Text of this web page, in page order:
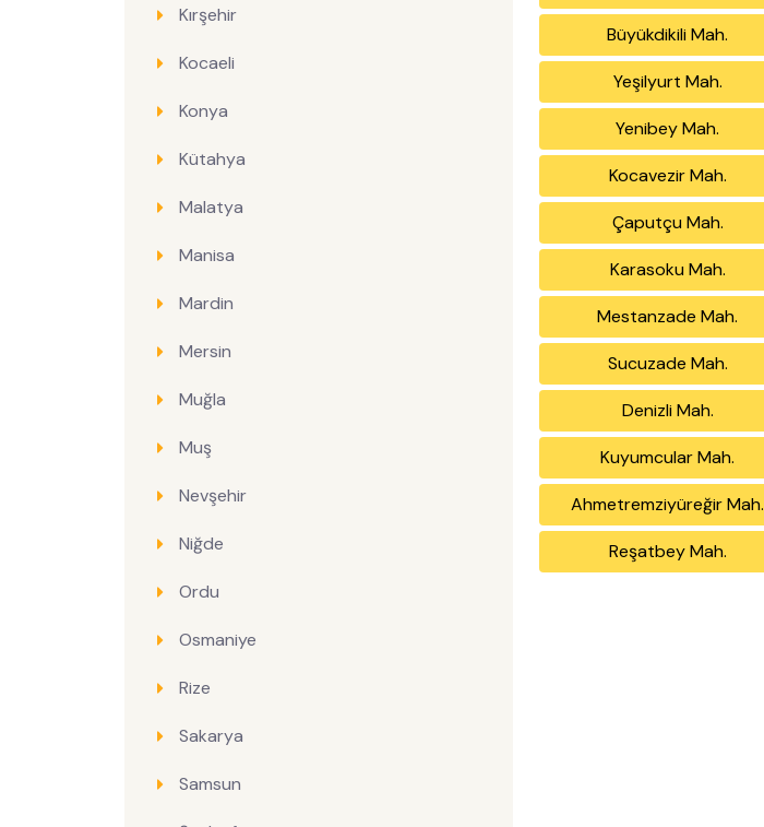
Kırşehir
Kocaeli
Konya
Kütahya
Malatya
Manisa
Mardin
Mersin
Muğla
Muş
Nevşehir
Niğde
Ordu
Osmaniye
Rize
Sakarya
Samsun
Büyükdikili Mah.
Yeşilyurt Mah.
Yenibey Mah.
Kocavezir Mah.
Çaputçu Mah.
Karasoku Mah.
Mestanzade Mah.
Sucuzade Mah.
Denizli Mah.
Kuyumcular Mah.
Ahmetremziyüreğir Mah.
Reşatbey Mah.